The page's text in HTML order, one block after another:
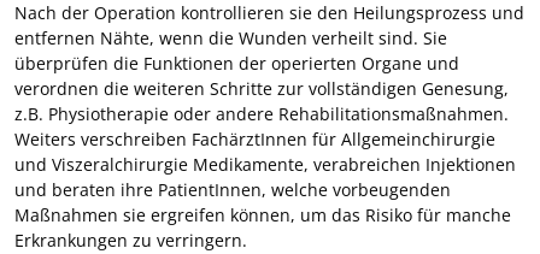
Nach der Operation kontrollieren sie den Heilungsprozess und
entfernen Nähte, wenn die Wunden verheilt sind. Sie
überprüfen die Funktionen der operierten Organe und
verordnen die weiteren Schritte zur vollständigen Genesung,
z.B. Physiotherapie oder andere Rehabilitationsmaßnahmen.
Weiters verschreiben FachärztInnen für Allgemeinchirurgie
und Viszeralchirurgie Medikamente, verabreichen Injektionen
und beraten ihre PatientInnen, welche vorbeugenden
Maßnahmen sie ergreifen können, um das Risiko für manche
Erkrankungen zu verringern.